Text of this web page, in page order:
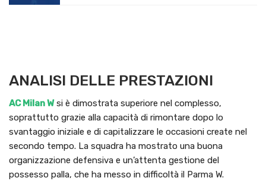
ANALISI DELLE PRESTAZIONI
AC Milan Wsi è dimostrata superiore nel complesso,
soprattutto grazie alla capacità di rimontare dopo lo
svantaggio iniziale e di capitalizzare le occasioni create nel
secondo tempo. La squadra ha mostrato una buona
organizzazione defensiva e un’attenta gestione del
possesso palla, che ha messo in difficoltà il Parma W.